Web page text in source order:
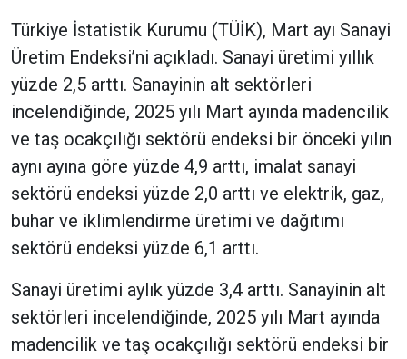
Türkiye İstatistik Kurumu (TÜİK), Mart ayı Sanayi
Üretim Endeksi’ni açıkladı. Sanayi üretimi yıllık
yüzde 2,5 arttı. Sanayinin alt sektörleri
incelendiğinde, 2025 yılı Mart ayında madencilik
ve taş ocakçılığı sektörü endeksi bir önceki yılın
aynı ayına göre yüzde 4,9 arttı, imalat sanayi
sektörü endeksi yüzde 2,0 arttı ve elektrik, gaz,
buhar ve iklimlendirme üretimi ve dağıtımı
sektörü endeksi yüzde 6,1 arttı.
Sanayi üretimi aylık yüzde 3,4 arttı. Sanayinin alt
sektörleri incelendiğinde, 2025 yılı Mart ayında
madencilik ve taş ocakçılığı sektörü endeksi bir